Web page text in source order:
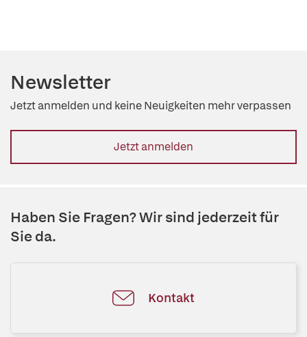
Newsletter
Jetzt anmelden und keine Neuigkeiten mehr verpassen
Jetzt anmelden
Haben Sie Fragen? Wir sind jederzeit für
Sie da.
Kontakt